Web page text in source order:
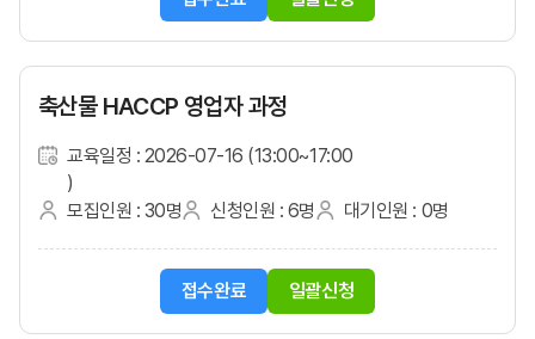
축산물 HACCP 영업자 과정
교육일정 : 2026-07-16 (13:00~17:00
)
모집인원 : 30명
신청인원 : 6명 대기인원 : 0명
접수완료 일괄신청